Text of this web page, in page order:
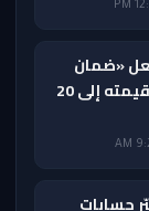
«ضمان
تأشيرة الزيارة» دائمًا وترفع قيمته إلى 20
حسابات